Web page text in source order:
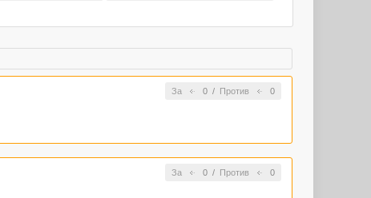
За 0/ Против 0
За 0/ Против 0